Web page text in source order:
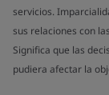
servicios.
sus relaciones con
Significa que las
pudiera afectar la